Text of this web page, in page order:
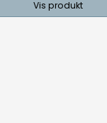
Vis produkt